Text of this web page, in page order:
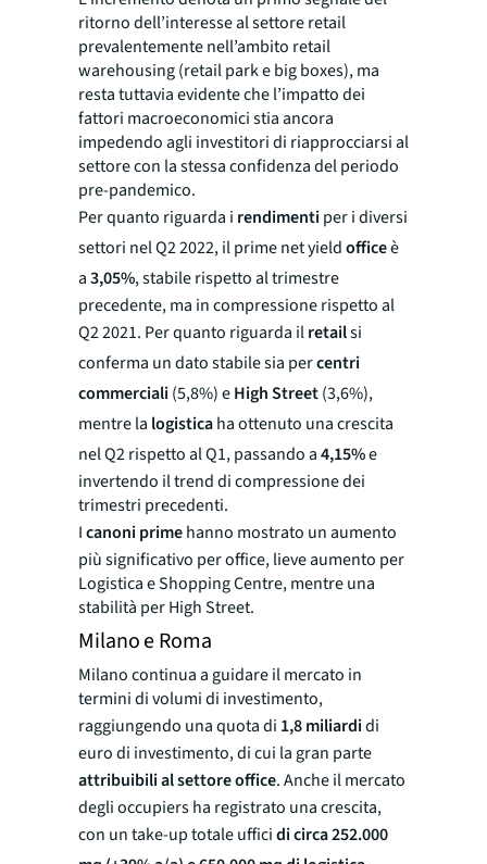
ritorno dell’interesse al settore retail
prevalentemente nell’ambito retail
warehousing (retail park e big boxes), ma
resta tuttavia evidente che l’impatto dei
fattori macroeconomici stia ancora
impedendo agli investitori di riapprocciarsi al
settore con la stessa confidenza del periodo
pre-pandemico.
Per quanto riguarda i rendimentiper i diversi
settori nel Q2 2022, il prime net yieldofficeè
a3,05%, stabile rispetto al trimestre
precedente, ma in compressione rispetto al
Q2 2021. Per quanto riguarda ilretailsi
conferma un dato stabile sia percentri
commerciali(5,8%) eHigh Street(3,6%),
mentre la logisticaha ottenuto una crescita
nel Q2 rispetto al Q1, passando a4,15%e
invertendo il trend di compressione dei
trimestri precedenti.
Icanoni primehanno mostrato un aumento
più significativo per office, lieve aumento per
Logistica e Shopping Centre, mentre una
stabilità per High Street.
Milano e Roma
Milano continua a guidare il mercato in
termini di volumi di investimento,
raggiungendo una quota di 1,8 miliardidi
euro di investimento, di cui la gran parte
attribuibili al settore office. Anche il mercato
degli occupiers ha registrato una crescita,
con un take-up totale ufficidi circa 252.000